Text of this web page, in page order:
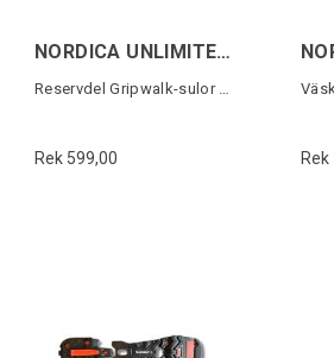
NORDICA UNLIMITED GW PU SOLES
Reservdel Gripwalk-sulor (1 par)
Rek 599,00